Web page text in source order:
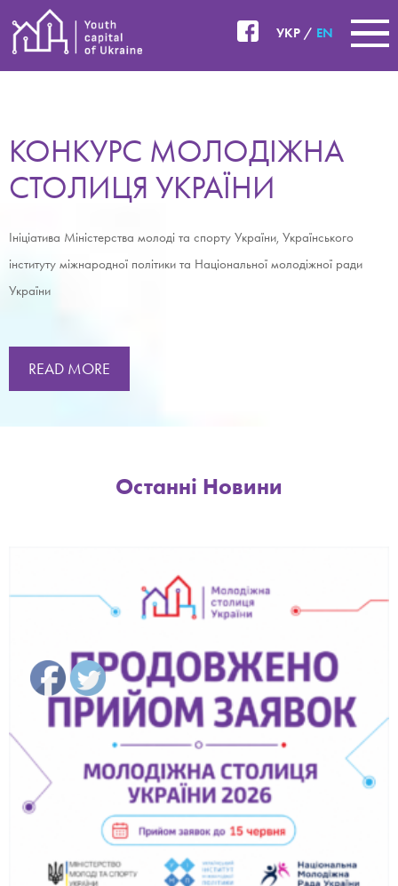
УКР EN
КОНКУРС МОЛОДІЖНА
СТОЛИЦЯ УКРАЇНИ
Ініціатива Міністерства молоді та спорту України, Українського
інституту міжнародної політики та Національної молодіжної ради
України
READ MORE
Останні Новини